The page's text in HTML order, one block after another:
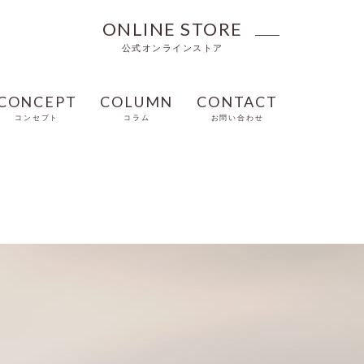
ONLINE STORE
公式オンラインストア
コンセプト
COLUMN
コラム
CONTACT
お問い合わせ